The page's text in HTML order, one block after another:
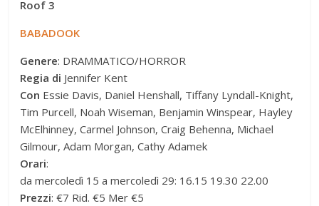
Roof 3
BABADOOK
Genere: DRAMMATICO/HORROR
Regia di Jennifer Kent
Con Essie Davis, Daniel Henshall, Tiffany Lyndall-Knight,
Tim Purcell, Noah Wiseman, Benjamin Winspear, Hayley
McElhinney, Carmel Johnson, Craig Behenna, Michael
Gilmour, Adam Morgan, Cathy Adamek
Orari:
da mercoledì 15 a mercoledì 29: 16.15 19.30 22.00
Prezzi: €7 Rid. €5 Mer €5